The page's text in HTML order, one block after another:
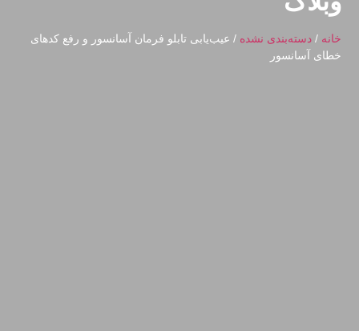
خانه /دسته‌بندی نشده / عیب‌یابی تابلو فرمان آسانسور و رفع کدهای
خطای آسانسور